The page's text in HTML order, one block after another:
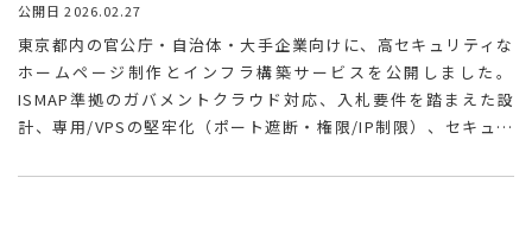
公開日 2026.02.27
東京都内の官公庁・自治体・大手企業向けに、高セキュリティな
ホームページ制作とインフラ構築サービスを公開しました。
ISMAP準拠のガバメントクラウド対応、入札要件を踏まえた設
計、専用/VPSの堅牢化（ポート遮断・権限/IP制限）、セキュア
視/バックアップまで対応。ランサム/DDoS対策も。無料相談受